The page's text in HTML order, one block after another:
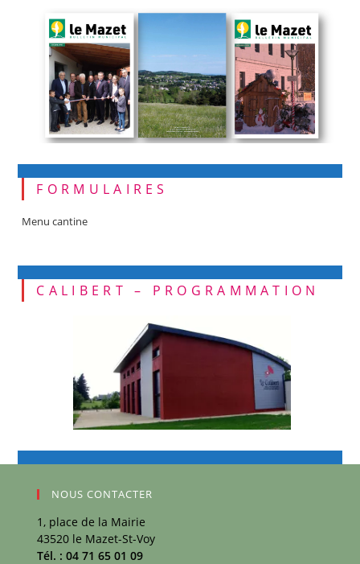
FORMULAIRES
Menu cantine
CALIBERT – PROGRAMMATION
NOUS CONTACTER
1, place de la Mairie
43520 le Mazet-St-Voy
Tél. : 04 71 65 01 09